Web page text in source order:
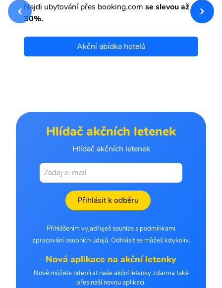
Najdi ubytování přes booking.com se slevou až
30%.
Akční abídka hotelů
Hlídač akčních letenek
Hlídač akčních letenek
Přihlásit k odběru
Přihlášením vyjadřuješ souhlas s podmínkami
zpracování osobních údajů. Odhlásit se můžeš kdykoliv.
Nová aplikace na akční letenky
Nově můžete odebírat naše akční letenky zdarma také
přes naší novou aplikaci.